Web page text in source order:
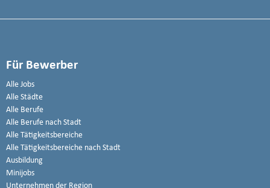
Für Bewerber
Alle Jobs
Alle Städte
Alle Berufe
Alle Berufe nach Stadt
Alle Tätigkeitsbereiche
Alle Tätigkeitsbereiche nach Stadt
Ausbildung
Minijobs
Unternehmen der Region